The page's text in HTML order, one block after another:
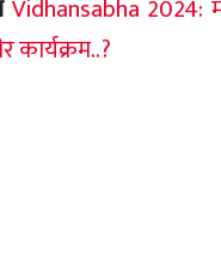
Vidhansabha 2024:
कार्यक्रम..?